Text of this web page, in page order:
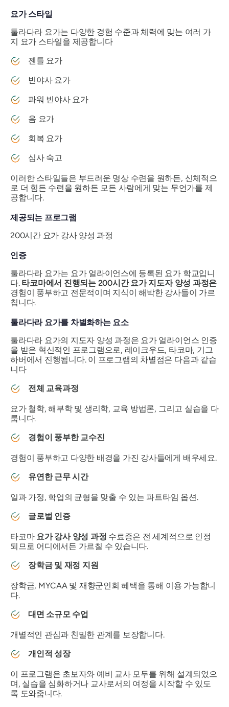
요가 스타일
툴라다라 요가는 다양한 경험 수준과 체력에 맞는 여러 가
지 요가 스타일을 제공합니다
젠틀 요가
빈야사 요가
파워 빈야사 요가
음 요가
회복 요가
심사 숙고
이러한 스타일들은 부드러운 명상 수련을 원하든, 신체적으
로 더 힘든 수련을 원하든 모든 사람에게 맞는 무언가를 제
공합니다.
제공되는 프로그램
200시간 요가 강사 양성 과정
인증
툴라다라 요가는 요가 얼라이언스에 등록된 요가 학교입니
다. 타코마에서 진행되는 200시간 요가 지도자 양성 과정은
경험이 풍부하고 전문적이며 지식이 해박한 강사들이 가르
칩니다.
툴라다라 요가를 차별화하는 요소
툴라다라 요가의 지도자 양성 과정은 요가 얼라이언스 인증
을 받은 혁신적인 프로그램으로, 레이크우드, 타코마, 기그
하버에서 진행됩니다. 이 프로그램의 차별점은 다음과 같습
니다
전체 교육과정
요가 철학, 해부학 및 생리학, 교육 방법론, 그리고 실습을 다
룹니다.
경험이 풍부한 교수진
경험이 풍부하고 다양한 배경을 가진 강사들에게 배우세요.
유연한 근무 시간
일과 가정, 학업의 균형을 맞출 수 있는 파트타임 옵션.
글로벌 인증
타코마 요가 강사 양성 과정 수료증은 전 세계적으로 인정
되므로 어디에서든 가르칠 수 있습니다.
장학금 및 재정 지원
장학금, MYCAA 및 재향군인회 혜택을 통해 이용 가능합니
다.
대면 소규모 수업
개별적인 관심과 친밀한 관계를 보장합니다.
개인적 성장
이 프로그램은 초보자와 예비 교사 모두를 위해 설계되었으
며, 실습을 심화하거나 교사로서의 여정을 시작할 수 있도
록 도와줍니다.